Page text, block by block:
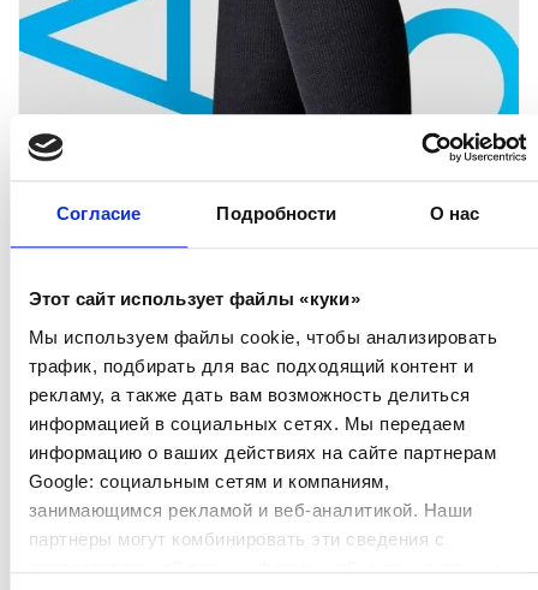
Согласие Подробности О нас
Этот сайт использует файлы «куки»
Мы используем файлы cookie, чтобы анализировать
трафик, подбирать для вас подходящий контент и
рекламу, а также дать вам возможность делиться
информацией в социальных сетях. Мы передаем
информацию о ваших действиях на сайте партнерам
Google: социальным сетям и компаниям,
занимающимся рекламой и веб-аналитикой. Наши
партнеры могут комбинировать эти сведения с
Ofa 365 с хлопком – для профилактики
КОМПРЕССИОННЫЕ ИЗДЕЛИЯ
Компрессионные гольфы для профилактики